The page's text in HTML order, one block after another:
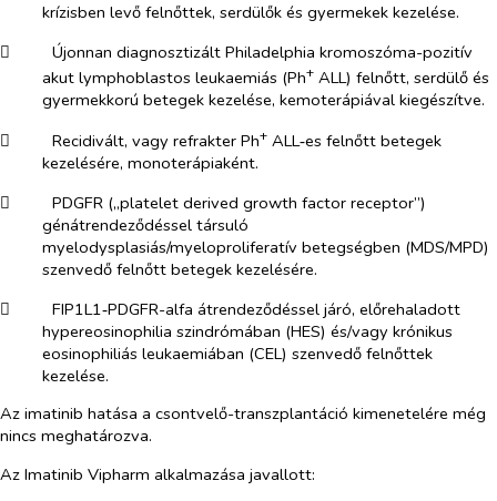
krízisben levő felnőttek, serdülők és gyermekek kezelése.
​
Újonnan diagnosztizált Philadelphia kromoszóma-pozitív
akut lymphoblastos leukaemiás (Ph+ALL) felnőtt, serdülő és
gyermekkorú betegek kezelése, kemoterápiával kiegészítve.
​
Recidivált, vagy refrakter Ph+ALL‑es felnőtt betegek
kezelésére, monoterápiaként.
​
PDGFR („platelet derived growth factor receptor”)
génátrendeződéssel társuló
myelodysplasiás/myeloproliferatív betegségben (MDS/MPD)
szenvedő felnőtt betegek kezelésére.
​
FIP1L1‑PDGFR-alfa átrendeződéssel járó, előrehaladott
hypereosinophilia szindrómában (HES) és/vagy krónikus
eosinophiliás leukaemiában (CEL) szenvedő felnőttek
kezelése.
Az imatinib hatása a csontvelő-transzplantáció kimenetelére még
nincs meghatározva.
Az Imatinib Vipharm alkalmazása javallott: